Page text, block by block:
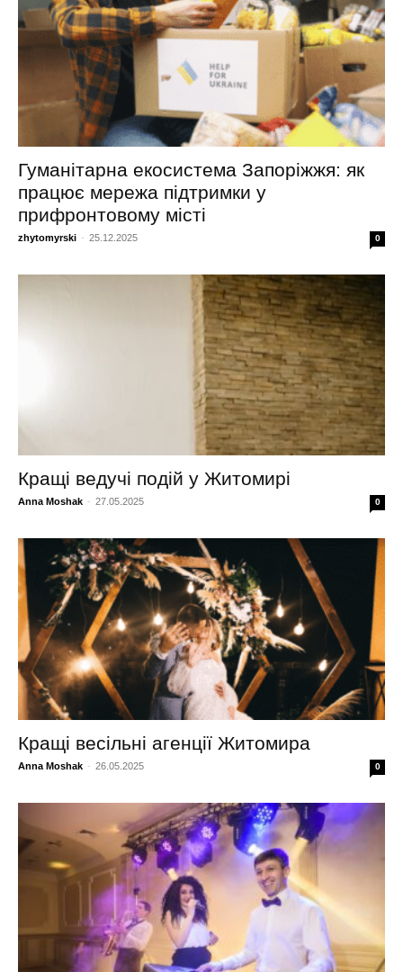
Гуманітарна екосистема Запоріжжя: як
працює мережа підтримки у
прифронтовому місті
zhytomyrski - 25.12.2025 0
Кращі ведучі подій у Житомирі
Anna Moshak - 27.05.2025 0
Кращі весільні агенції Житомира
Anna Moshak - 26.05.2025 0